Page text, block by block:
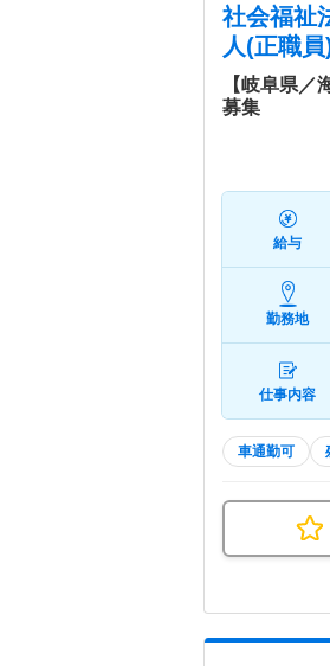
社会福祉
人(正職員
【岐阜県／
募集
給与
勤務地
仕事内容
車通勤可